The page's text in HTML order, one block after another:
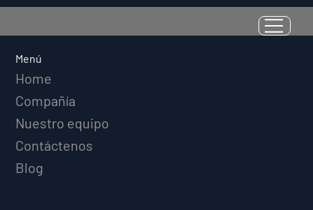
La Resiliencia como Habilidad
Medible: Por Qué el Cociente de
Menú
Home
Compañía
Nuestro equipo
Contáctenos
Blog